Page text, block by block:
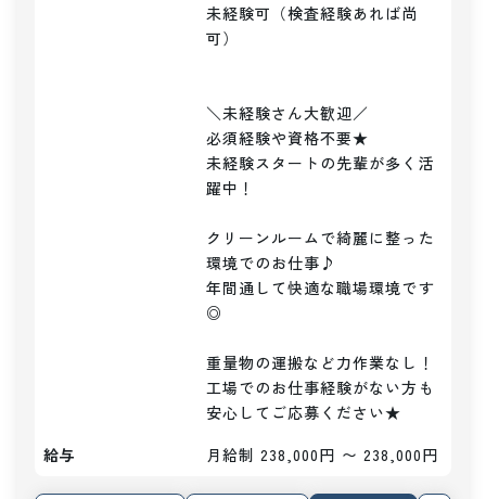
未経験可（検査経験あれば尚
可）
＼未経験さん大歓迎／
必須経験や資格不要★
未経験スタートの先輩が多く活
躍中！
クリーンルームで綺麗に整った
環境でのお仕事♪
年間通して快適な職場環境です
◎
重量物の運搬など力作業なし！
工場でのお仕事経験がない方も
安心してご応募ください★
給与
月給制 238,000円 〜 238,000円